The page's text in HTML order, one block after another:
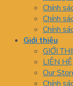
Chính
Chính
Chính
Giới thiệu
GIỚI
LIÊN HỆ
Our
Chính